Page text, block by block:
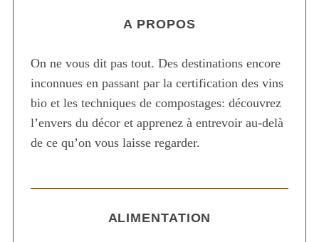
A PROPOS
On ne vous dit pas tout. Des destinations encore
inconnues en passant par la certification des vins
bio et les techniques de compostages: découvrez
l’envers du décor et apprenez à entrevoir au-delà
de ce qu’on vous laisse regarder.
ALIMENTATION